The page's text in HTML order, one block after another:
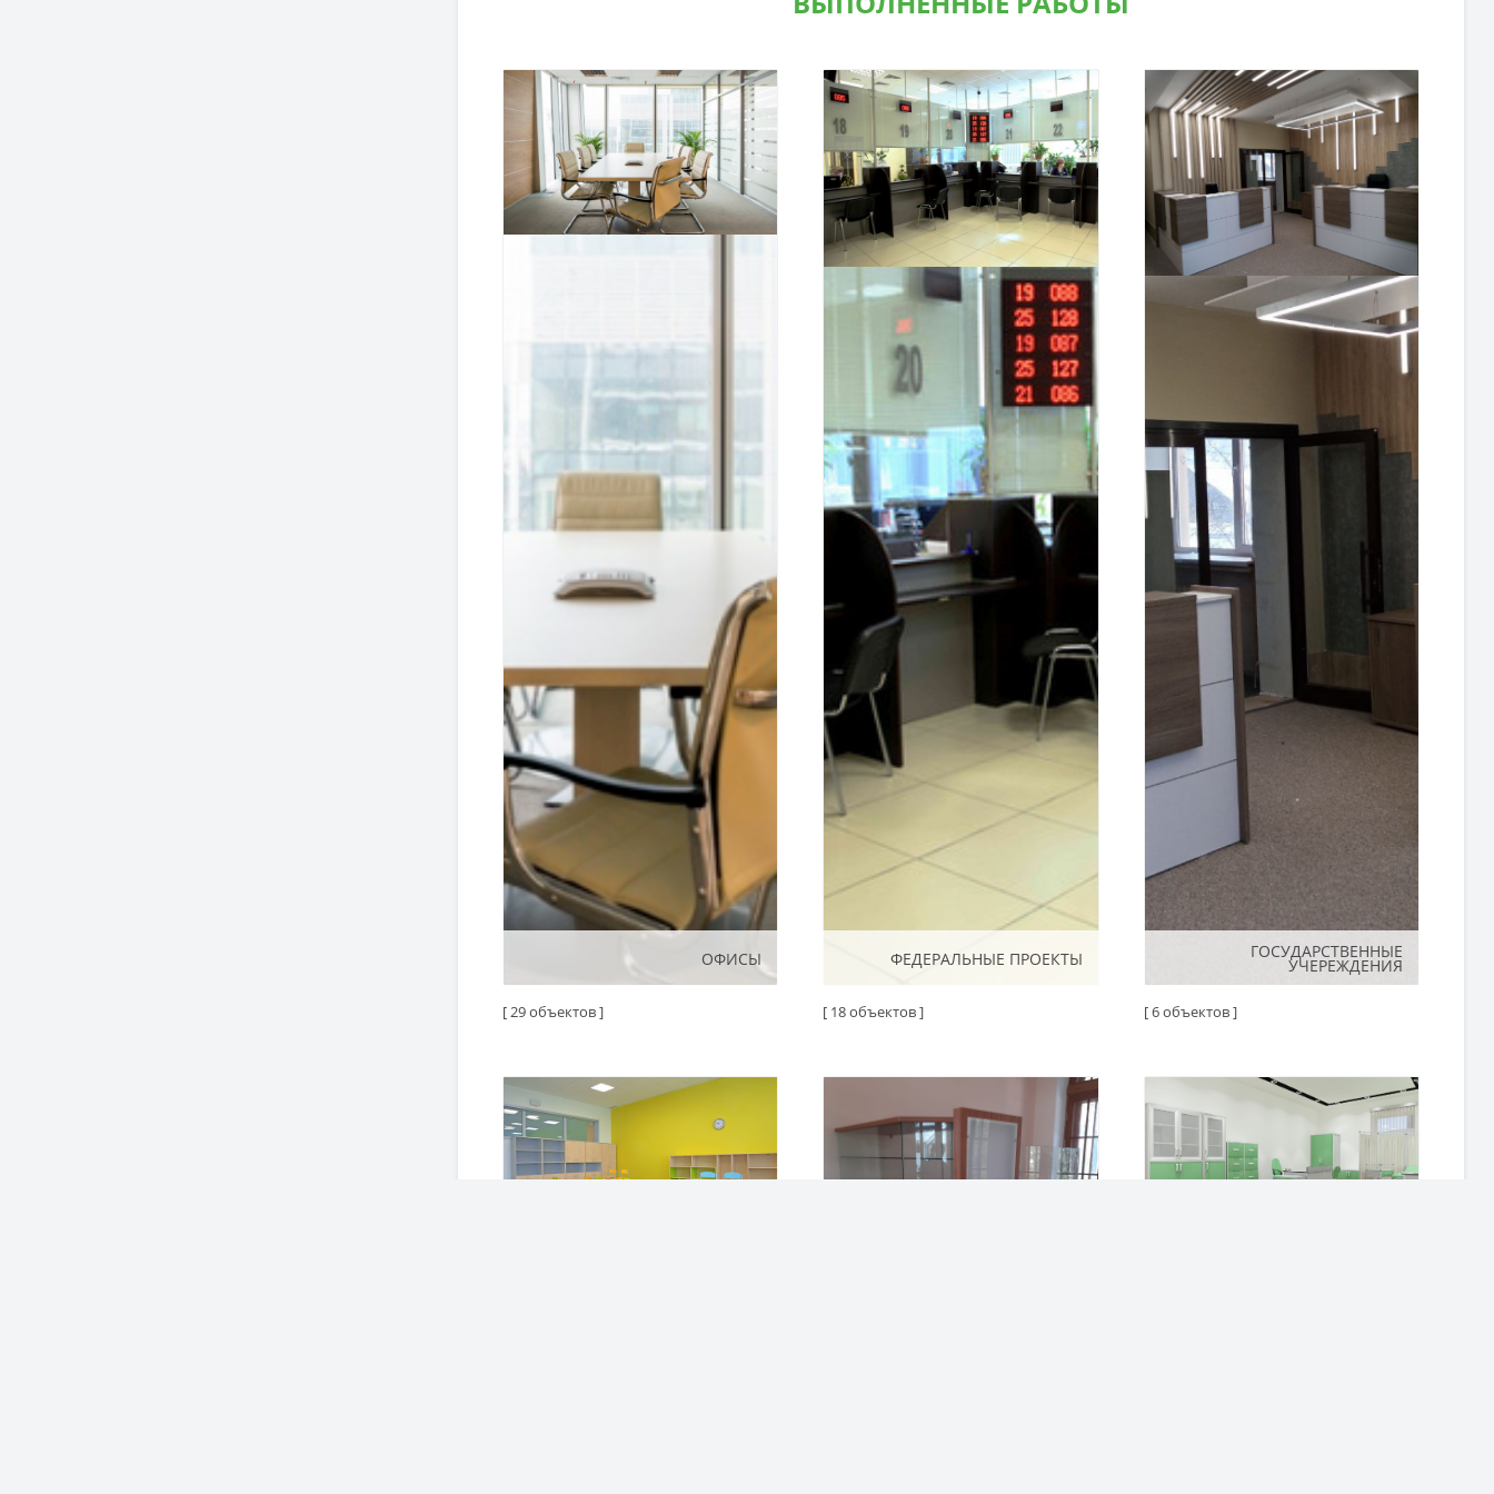
ОФИСЫ
ОФИСЫ
[ 29 объектов ]
ФЕДЕРАЛЬНЫЕ ПРОЕКТЫ
ФЕДЕРАЛЬНЫЕ ПРОЕКТЫ
[ 18 объектов ]
ГОСУДАРСТВЕННЫЕ
УЧЕРЕЖДЕНИЯ
ГОСУДАРСТВЕННЫЕ
УЧЕРЕЖДЕНИЯ
[ 6 объектов ]